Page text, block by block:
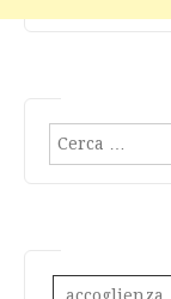
Ricerca